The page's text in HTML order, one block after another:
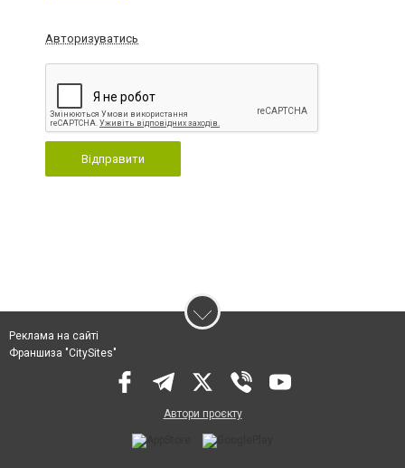
Авторизуватись
Відправити
Реклама на сайті
Франшиза "CitySites"
Автори проєкту